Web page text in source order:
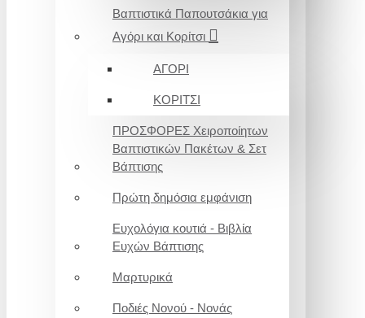
Βαπτιστικά Παπουτσάκια για
Αγόρι και Κορίτσι
ΑΓΟΡΙ
ΚΟΡΙΤΣΙ
ΠΡΟΣΦΟΡΕΣ Χειροποίητων
Βαπτιστικών Πακέτων & Σετ
Βάπτισης
Πρώτη δημόσια εμφάνιση
Ευχολόγια κουτιά - Βιβλία
Ευχών Βάπτισης
Μαρτυρικά
Ποδιές Νονού - Νονάς